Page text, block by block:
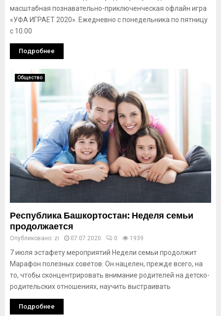
масштабная познавательно-приключенческая офлайн игра
«УФА ИГРАЕТ 2020». Ежедневно с понедельника по пятницу
с 10.00
Подробнее
Общество
Республика Башкортостан: Неделя семьи
продолжается
Опубликовано: zi 07.07.2020 0 1939
7 июля эстафету мероприятий Недели семьи продолжит
Марафон полезных советов. Он нацелен, прежде всего, на
то, чтобы сконцентрировать внимание родителей на детско-
родительских отношениях, научить выстраивать
Подробнее